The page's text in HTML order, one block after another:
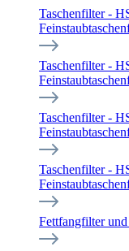
Taschenfilter -
Taschenfilter -
Taschenfilter -
Taschenfilter -
Fettfangfilter